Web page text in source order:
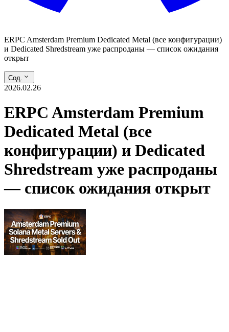
ERPC Amsterdam Premium Dedicated Metal (все конфигурации)
и Dedicated Shredstream уже распроданы — список ожидания
открыт
Сод.
2026.02.26
ERPC Amsterdam Premium
Dedicated Metal (все
конфигурации) и Dedicated
Shredstream уже распроданы
— список ожидания открыт